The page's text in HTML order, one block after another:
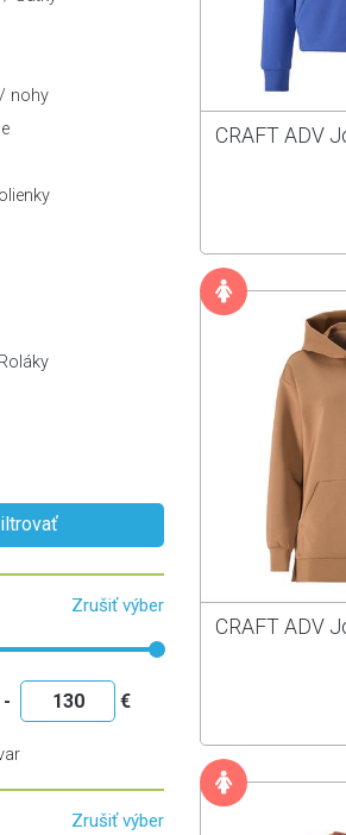
nohy
Zrušiť výber
- €
Zrušiť výber
CRAFT ADV
CRAFT ADV